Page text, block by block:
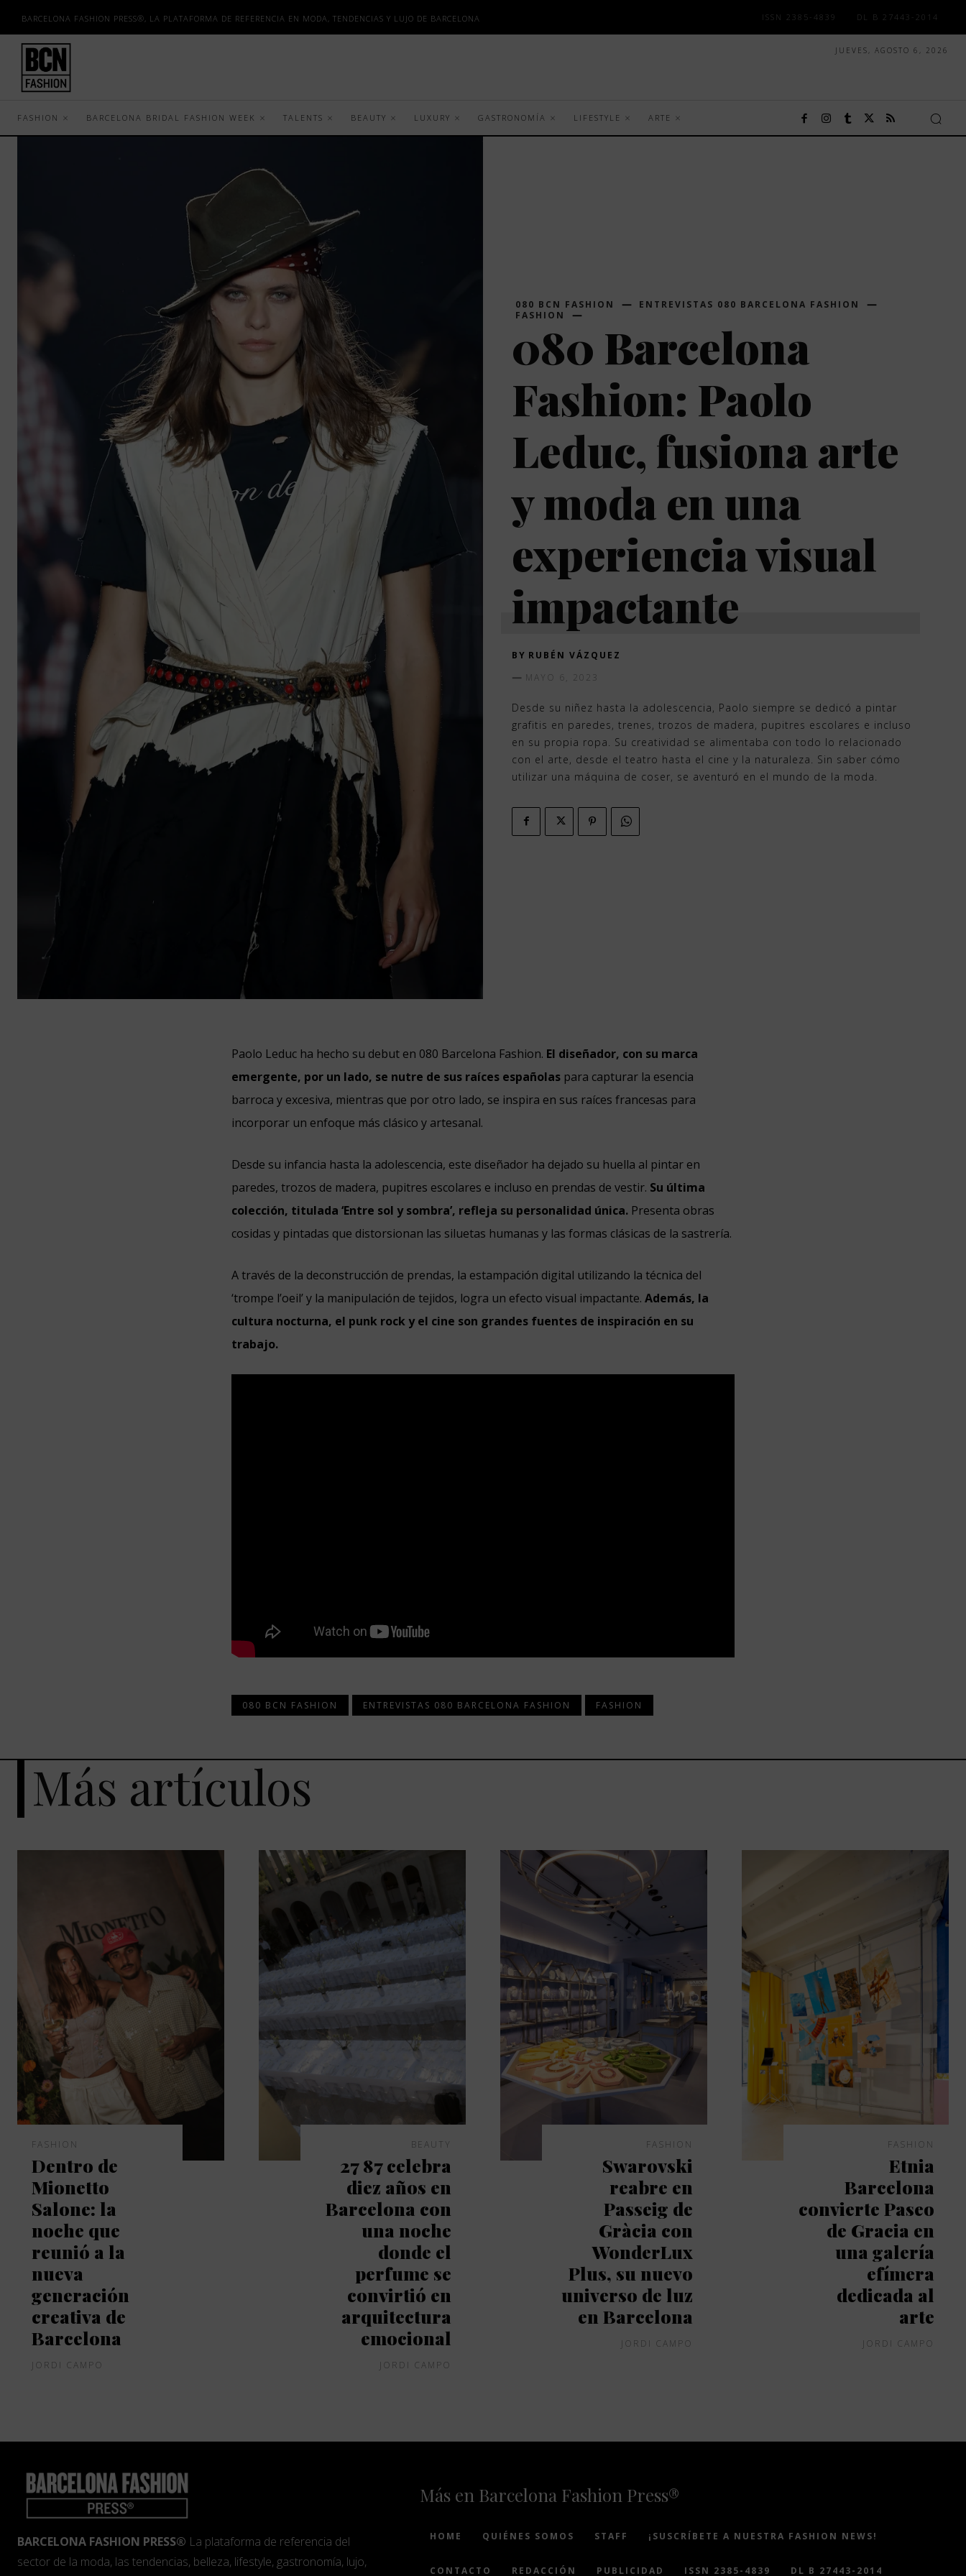
BARCELONA FASHION PRESS®, LA PLATAFORMA DE REFERENCIA EN MODA, TENDENCIAS Y LUJO DE BARCELONA ISSN 2385-4839 DL B 27443-2014
JUEVES, AGOSTO 6, 2026
FASHION BARCELONA BRIDAL FASHION WEEK TALENTS BEAUTY LUXURY GASTRONOMÍA LIFESTYLE ARTE
080 BCN FASHION
ENTREVISTAS 080 BARCELONA FASHION
FASHION
080 Barcelona
Fashion: Paolo
Leduc, fusiona arte
y moda en una
experiencia visual
impactante
BY RUBÉN VÁZQUEZ
MAYO 6, 2023
Desde su niñez hasta la adolescencia, Paolo siempre se dedicó a pintar
grafitis en paredes, trenes, trozos de madera, pupitres escolares e incluso
en su propia ropa. Su creatividad se alimentaba con todo lo relacionado
con el arte, desde el teatro hasta el cine y la naturaleza. Sin saber cómo
utilizar una máquina de coser, se aventuró en el mundo de la moda.
Paolo Leduc ha hecho su debut en 080 Barcelona Fashion. El diseñador, con su marca
emergente, por un lado, se nutre de sus raíces españolas para capturar la esencia
barroca y excesiva, mientras que por otro lado, se inspira en sus raíces francesas para
incorporar un enfoque más clásico y artesanal.
Desde su infancia hasta la adolescencia, este diseñador ha dejado su huella al pintar en
paredes, trozos de madera, pupitres escolares e incluso en prendas de vestir. Su última
colección, titulada ‘Entre sol y sombra’, refleja su personalidad única. Presenta obras
cosidas y pintadas que distorsionan las siluetas humanas y las formas clásicas de la sastrería.
A través de la deconstrucción de prendas, la estampación digital utilizando la técnica del
‘trompe l’oeil’ y la manipulación de tejidos, logra un efecto visual impactante.Además, la
cultura nocturna, el punk rock y el cine son grandes fuentes de inspiración en su
trabajo.
080 BCN FASHION ENTREVISTAS 080 BARCELONA FASHION FASHION
Más artículos
FASHION
Dentro de
Mionetto
Salone: la
noche que
reunió a la
nueva
generación
creativa de
Barcelona
JORDI CAMPO
BEAUTY
27 87 celebra
diez años en
Barcelona con
una noche
donde el
perfume se
convirtió en
arquitectura
emocional
JORDI CAMPO
FASHION
Swarovski
reabre en
Passeig de
Gràcia con
WonderLux
Plus, su nuevo
universo de luz
en Barcelona
JORDI CAMPO
FASHION
Etnia
Barcelona
convierte Paseo
de Gracia en
una galería
efímera
dedicada al
arte
JORDI CAMPO
BARCELONA FASHION PRESS® La plataforma de referencia del
sector de la moda, las tendencias, belleza, lifestyle, gastronomía, lujo,
Más en Barcelona Fashion Press®
HOME QUIÉNES SOMOS STAFF ¡SUSCRÍBETE A NUESTRA FASHION NEWS!
CONTACTO REDACCIÓN PUBLICIDAD ISSN 2385-4839 DL B 27443-2014